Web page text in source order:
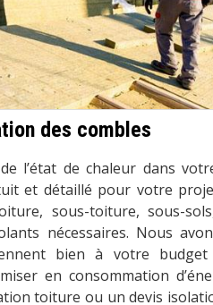
des combles
l’état de chaleur dans
et détaillé pour votre
sous-toiture, sous-
nécessaires. Nous
bien à votre
en consommation
toiture ou un devis